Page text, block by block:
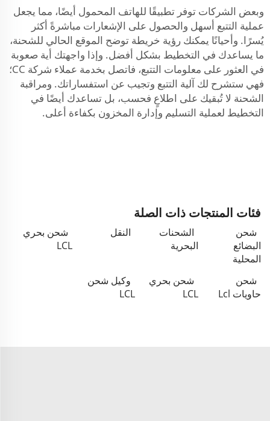
وبعض الشركات توفر تطبيقًا للهاتف المحمول أيضًا، مما يجعل
عملية التتبع أسهل والحصول على الإشعارات مباشرةً أكثر
يُسرًا. وأحيانًا يمكنك رؤية خريطة توضح الموقع الحالي للشحنة،
ما يساعدك في التخطيط بشكل أفضل. وإذا واجهتك أية صعوبة
في العثور على معلومات التتبع، فاتصل بخدمة عملاء شركة CC؛
فهي ستشرح لك آلية التتبع وتجيب عن استفساراتك. ومراقبة
الشحنة لا تُبقيك على اطلاعٍ فحسب، بل تساعدك أيضًا في
التخطيط لعملية التسليم وإدارة المخزون بكفاءة أعلى.
فئات المنتجات ذات الصلة
شحن
البضائع
المحلية
الشحنات
البحرية
النقل
شحن بحري
LCL
شحن
حاويات Lcl
شحن بحري
LCL
وكيل شحن
LCL